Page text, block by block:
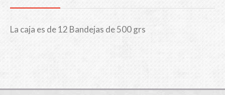
La caja es de 12 Bandejas de 500 grs